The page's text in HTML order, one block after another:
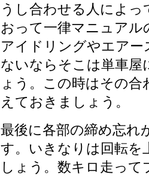
うし合わせる人によ
おって一律マニュア
アイドリングやエア
ないならそこは単車
ょう。この時はその
えておきましょう。
最後に各部の締め忘れ
す。いきなりは回転を
しょう。数キロ走っ